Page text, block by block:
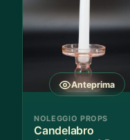
Anteprima
NOLEGGIO PROPS
Candelabro